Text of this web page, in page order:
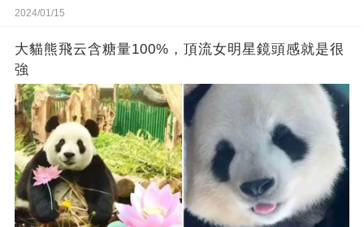
2024/01/15
大貓熊飛云含糖量100%，頂流女明星鏡頭感就是很
強